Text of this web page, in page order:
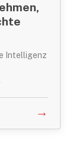
Intelligenz
→